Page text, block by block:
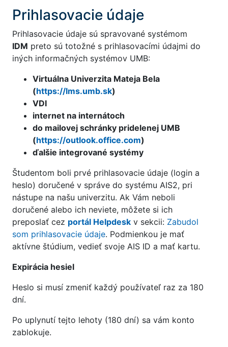
Prihlasovacie údaje
Prihlasovacie údaje sú spravované systémom
IDM preto sú totožné s prihlasovacími údajmi do
iných informačných systémov UMB:
Virtuálna Univerzita Mateja Bela
(https://lms.umb.sk)
VDI
internet na internátoch
do mailovej schránky pridelenej UMB
(https://outlook.office.com)
ďalšie integrované systémy
Študentom boli prvé prihlasovacie údaje (login a
heslo) doručené v správe do systému AIS2, pri
nástupe na našu univerzitu. Ak Vám neboli
doručené alebo ich neviete, môžete si ich
preposlať cez portál Helpdesk v sekcii: Zabudol
som prihlasovacie údaje. Podmienkou je mať
aktívne štúdium, vedieť svoje AIS ID a mať kartu.
Expirácia hesiel
Heslo si musí zmeniť každý používateľ raz za 180
dní.
Po uplynutí tejto lehoty (180 dní) sa vám konto
zablokuje.